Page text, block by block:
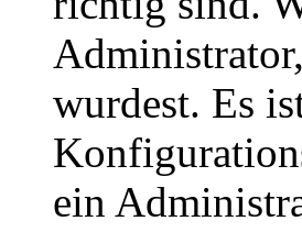
wurdest. Es
ein